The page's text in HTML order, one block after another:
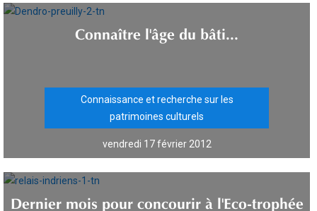
Connaître l'âge du bâti...
Connaissance et recherche sur les
patrimoines culturels
vendredi 17 février 2012
Dernier mois pour concourir à l'Eco-trophée